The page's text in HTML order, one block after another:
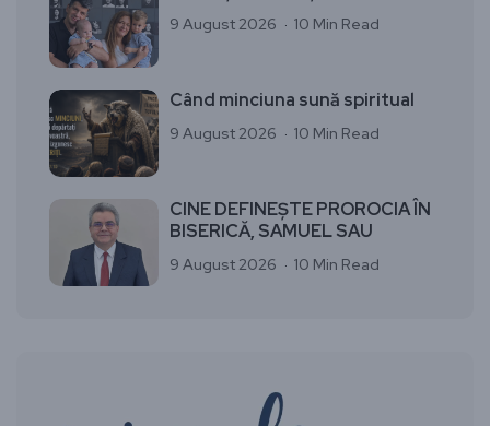
9 August 2026 10 Min Read
Când minciuna sună spiritual
9 August 2026 10 Min Read
CINE DEFINEȘTE PROROCIA ÎN
BISERICĂ, SAMUEL SAU
9 August 2026 10 Min Read